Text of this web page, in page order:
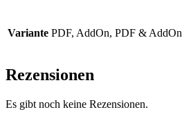
Variante PDF, AddOn, PDF & AddOn
Rezensionen
Es gibt noch keine Rezensionen.